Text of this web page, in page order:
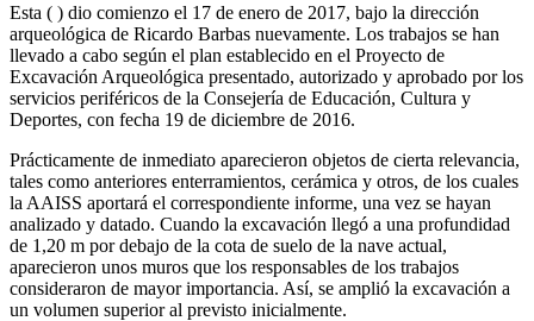
Esta ( ) dio comienzo el 17 de enero de 2017, bajo la dirección
arqueológica de Ricardo Barbas nuevamente. Los trabajos se han
llevado a cabo según el plan establecido en el Proyecto de
Excavación Arqueológica presentado, autorizado y aprobado por los
servicios periféricos de la Consejería de Educación, Cultura y
Deportes, con fecha 19 de diciembre de 2016.
Prácticamente de inmediato aparecieron objetos de cierta relevancia,
tales como anteriores enterramientos, cerámica y otros, de los cuales
la AAISS aportará el correspondiente informe, una vez se hayan
analizado y datado. Cuando la excavación llegó a una profundidad
de 1,20 m por debajo de la cota de suelo de la nave actual,
aparecieron unos muros que los responsables de los trabajos
consideraron de mayor importancia. Así, se amplió la excavación a
un volumen superior al previsto inicialmente.